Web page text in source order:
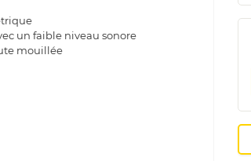
un faible niveau sonore
mouillée